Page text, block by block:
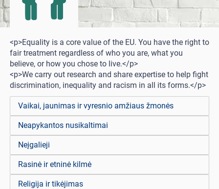
<p>Equality is a core value of the EU. You have the right to
fair treatment regardless of who you are, what you
believe, or how you chose to live.</p>
<p>We carry out research and share expertise to help fight
discrimination, inequality and racism in all its forms.</p>
Vaikai, jaunimas ir vyresnio amžiaus žmonės
Neapykantos nusikaltimai
Neįgalieji
Rasinė ir etninė kilmė
Religija ir tikėjimas